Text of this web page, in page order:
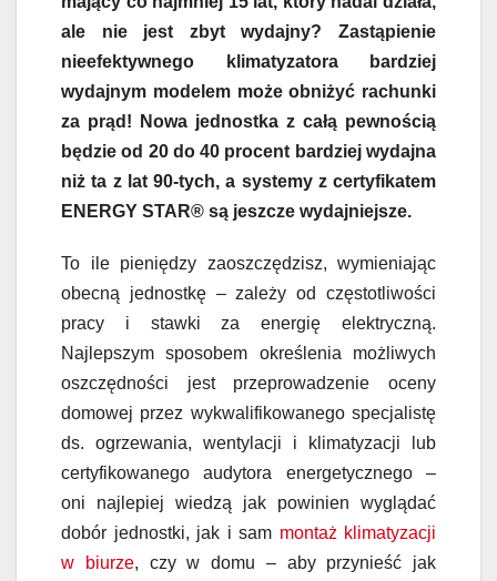
ale nie jest zbyt wydajny? Zastąpienie
nieefektywnego klimatyzatora bardziej
wydajnym modelem może obniżyć rachunki
za prąd! Nowa jednostka z całą pewnością
będzie od 20 do 40 procent bardziej wydajna
niż ta z lat 90-tych, a systemy z certyfikatem
ENERGY STAR® są jeszcze wydajniejsze.
To ile pieniędzy zaoszczędzisz, wymieniając
obecną jednostkę – zależy od częstotliwości
pracy i stawki za energię elektryczną.
Najlepszym sposobem określenia możliwych
oszczędności jest przeprowadzenie oceny
domowej przez wykwalifikowanego specjalistę
ds. ogrzewania, wentylacji i klimatyzacji lub
certyfikowanego audytora energetycznego –
oni najlepiej wiedzą jak powinien wyglądać
dobór jednostki, jak i sam montaż klimatyzacji
w biurze, czy w domu – aby przynieść jak